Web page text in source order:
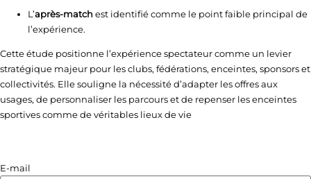
L’après-matchest identifié comme le point faible principal de
l’expérience.
Cette étude positionne l’expérience spectateur comme un levier
stratégique majeur pour les clubs, fédérations, enceintes, sponsors et
collectivités. Elle souligne la nécessité d’adapter les offres aux
usages, de personnaliser les parcours et de repenser les enceintes
sportives comme de véritables lieux de vie
E-mail